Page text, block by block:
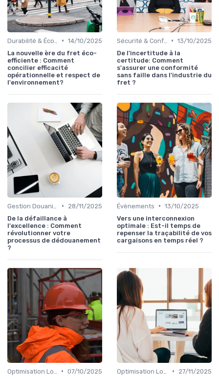
• 14/10/2025
La nouvelle ère du fret éco-
efficiente : Comment
concilier efficacité
opérationnelle et respect de
l'environnement?
• 13/10/2025
De l'incertitude à la
certitude: Comment
s'assurer une conformité
sans faille dans l'industrie du
fret ?
•
28/11/2025
De la défaillance à
l'excellence : Comment
révolutionner votre
processus de dédouanement
?
Évènements • 13/10/2025
Vers une interconnexion
optimale : Est-il temps de
repenser la traçabilité de vos
cargaisons en temps réel ?
• 07/10/2025
•
27/11/2025